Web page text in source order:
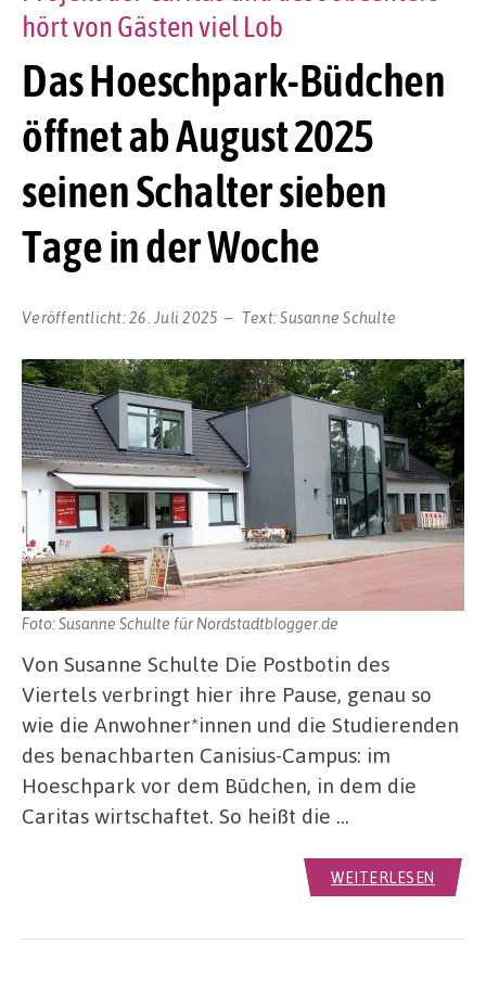
Das Hoeschpark-Büdchen
öffnet ab August 2025
seinen Schalter sieben
Tage in der Woche
hört von Gästen viel Lob
Veröffentlicht: 26. Juli 2025 Text: Susanne Schulte
Foto: Susanne Schulte für Nordstadtblogger.de
Von Susanne Schulte Die Postbotin des
Viertels verbringt hier ihre Pause, genau so
wie die Anwohner*innen und die Studierenden
des benachbarten Canisius-Campus: im
Hoeschpark vor dem Büdchen, in dem die
Caritas wirtschaftet. So heißt die …
WEITERLESEN